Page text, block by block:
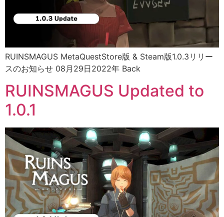
RUINSMAGUS MetaQuestStore版 & Steam版1.0.3リリー
スのお知らせ 08月29日2022年 Back
RUINSMAGUS Updated to
1.0.1